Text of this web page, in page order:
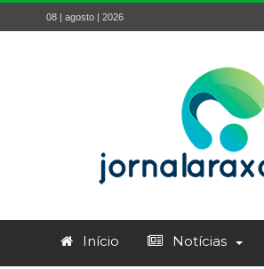
08 | agosto | 2026
Início Notícias